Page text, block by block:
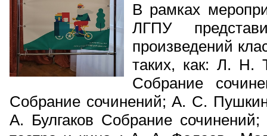
В рамках
ЛГПУ
произведений
таких, как: Л. Н.
Собрание
Собрание сочинений; А. С.
А. Булгаков Собрание